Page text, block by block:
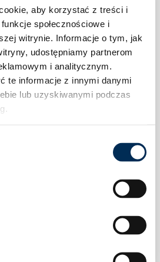
aby korzystać z treści i
społecznościowe i
witrynie. Informacje o tym, jak
udostępniamy partnerom
i analitycznym.
te informacje z innymi danymi
lub uzyskiwanymi podczas
T17-G3 17 kW